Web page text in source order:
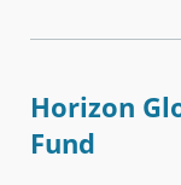
Horizon
Fund